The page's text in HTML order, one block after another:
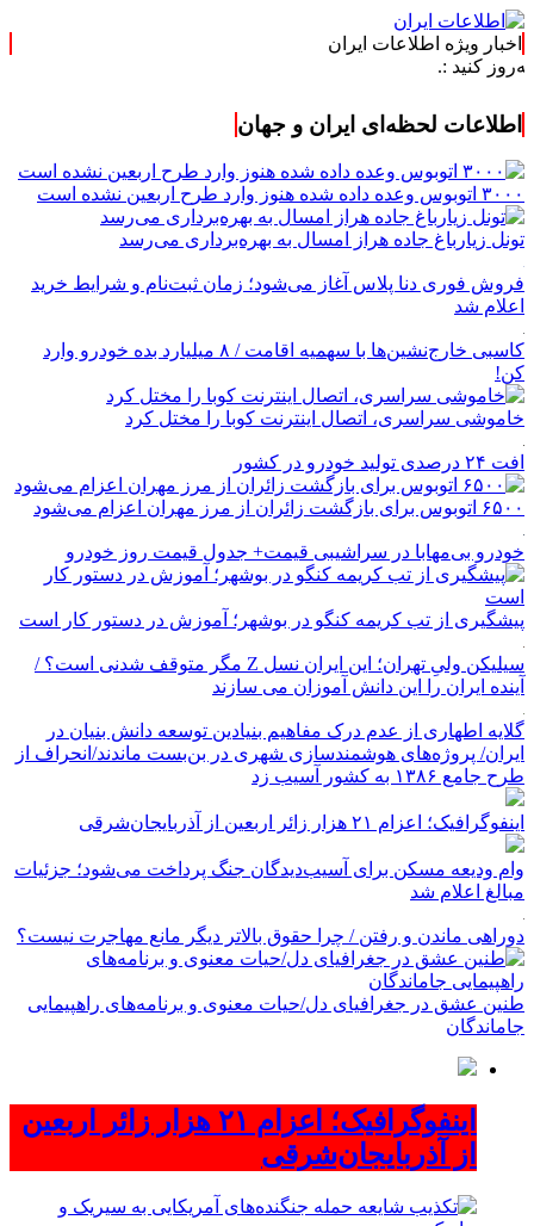
اخبار ویژه اطلاعات ایران
:.
اطلاعات لحظه‌ای ایران و جهان
۳۰۰۰ اتوبوس وعده داده شده هنوز وارد طرح اربعین نشده است
تونل زیارباغ جاده هراز امسال به بهره‌برداری می‌رسد
فروش فوری دنا پلاس آغاز می‌شود؛ زمان ثبت‌نام و شرایط خرید
اعلام شد
کاسبی خارج‌نشین‌ها با سهمیه اقامت / ۸ میلیارد بده خودرو وارد
کن!
خاموشی سراسری، اتصال اینترنت کوبا را مختل کرد
افت ۲۴ درصدی تولید خودرو در کشور
۶۵۰۰ اتوبوس برای بازگشت زائران از مرز مهران اعزام می‌شود
خودرو بی‌مهابا در سراشیبی قیمت+ جدول قیمت روز خودرو
پیشگیری از تب کریمه کنگو در بوشهر؛ آموزش در دستور کار است
سیلیکن ولیِ تهران؛ این ایران نسل Z مگر متوقف شدنی است؟ /
آینده ایران را این دانش آموزان می سازند
گلایه اطهاری از عدم درک مفاهیم بنیادین توسعه دانش بنیان در
ایران/ پروژه‌های هوشمندسازی شهری در بن‌بست ماندند/انحراف از
طرح جامع ۱۳۸۶ به کشور آسیب زد
اینفوگرافیک؛ اعزام ۲۱ هزار زائر اربعین از آذربایجان‌شرقی
وام ودیعه مسکن برای آسیب‌دیدگان جنگ پرداخت می‌شود؛ جزئیات
مبالغ اعلام شد
دوراهی ماندن و رفتن / چرا حقوق بالاتر دیگر مانع مهاجرت نیست؟
طنین عشق در جغرافیای دل/حیات معنوی و برنامه‌های راهپیمایی
جاماندگان
اینفوگرافیک؛ اعزام ۲۱ هزار زائر اربعین
از آذربایجان‌شرقی